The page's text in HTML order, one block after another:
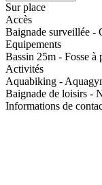
Sur place
Accès
Baignade surveillée -
Equipements
Bassin 25m - Fosse
Activités
Aquabiking -
Baignade de loisirs -
Informations de